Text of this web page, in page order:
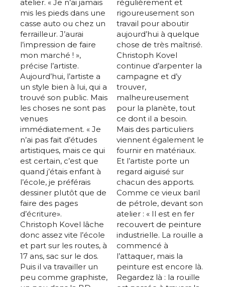
atelier. « Je n’ai jamais
mis les pieds dans une
casse auto ou chez un
ferrailleur. J’aurai
l’impression de faire
mon marché ! »,
précise l’artiste.
Aujourd’hui, l’artiste a
un style bien à lui, qui a
trouvé son public. Mais
les choses ne sont pas
venues
immédiatement. « Je
n’ai pas fait d’études
artistiques, mais ce qui
est certain, c’est que
quand j’étais enfant à
l’école, je préférais
dessiner plutôt que de
faire des pages
d’écriture».
Christoph Kovel lâche
donc assez vite l’école
et part sur les routes, à
17 ans, sac sur le dos.
Puis il va travailler un
peu comme graphiste,
régulièrement et
rigoureusement son
travail pour aboutir
aujourd’hui à quelque
chose de très maîtrisé.
Christoph Kovel
continue d’arpenter la
campagne et d’y
trouver,
malheureusement
pour la planète, tout
ce dont il a besoin.
Mais des particuliers
viennent également le
fournir en matériaux.
Et l’artiste porte un
regard aiguisé sur
chacun des apports.
Comme ce vieux baril
de pétrole, devant son
atelier : « Il est en fer
recouvert de peinture
industrielle. La rouille a
commencé à
l’attaquer, mais la
peinture est encore là.
Regardez là : la rouille